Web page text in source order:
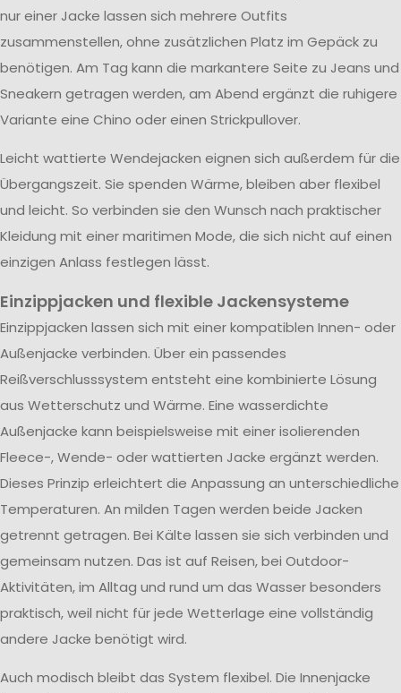
nur einer Jacke lassen sich mehrere Outfits
zusammenstellen, ohne zusätzlichen Platz im Gepäck zu
benötigen. Am Tag kann die markantere Seite zu Jeans und
Sneakern getragen werden, am Abend ergänzt die ruhigere
Variante eine Chino oder einen Strickpullover.
Leicht wattierte Wendejacken eignen sich außerdem für die
Übergangszeit. Sie spenden Wärme, bleiben aber flexibel
und leicht. So verbinden sie den Wunsch nach praktischer
Kleidung mit einer maritimen Mode, die sich nicht auf einen
einzigen Anlass festlegen lässt.
Einzippjacken und flexible Jackensysteme
Einzippjacken lassen sich mit einer kompatiblen Innen- oder
Außenjacke verbinden. Über ein passendes
Reißverschlusssystem entsteht eine kombinierte Lösung
aus Wetterschutz und Wärme. Eine wasserdichte
Außenjacke kann beispielsweise mit einer isolierenden
Fleece-, Wende- oder wattierten Jacke ergänzt werden.
Dieses Prinzip erleichtert die Anpassung an unterschiedliche
Temperaturen. An milden Tagen werden beide Jacken
getrennt getragen. Bei Kälte lassen sie sich verbinden und
gemeinsam nutzen. Das ist auf Reisen, bei Outdoor-
Aktivitäten, im Alltag und rund um das Wasser besonders
praktisch, weil nicht für jede Wetterlage eine vollständig
andere Jacke benötigt wird.
Auch modisch bleibt das System flexibel. Die Innenjacke